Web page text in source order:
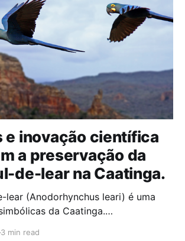
e inovação científica
a preservação da
de-lear na Caatinga.
lear (Anodorhynchus leari) é uma
da Caatinga.
3 min read